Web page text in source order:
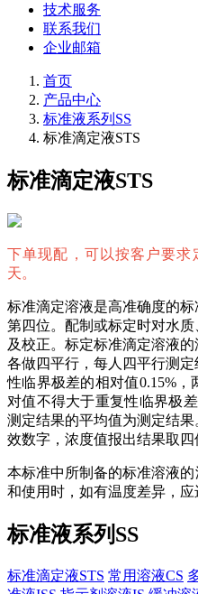
技术服务
联系我们
企业邮箱
首页
产品中心
标准液系列SS
标准滴定液STS
标准滴定液STS
下单现配，可以按客户要求
天。
标准滴定溶液是高准确度的
第四位。配制或标定时对水
及校正。标定标准滴定溶液
各做四平行，每人四平行测
性临界极差的相对值0.15%
对值不得大于重复性临界极
测定结果的平均值为测定结
效数字，浓度值报出结果取四
本标准中所制备的标准溶液
和使用时，如有温度差异，应
标准液系列SS
标准滴定液STS 常用溶液CS